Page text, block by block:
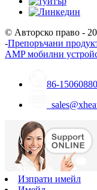
© Авторско право -
-Препоръчани
AMP мобилни
86-
Изпрати имейл